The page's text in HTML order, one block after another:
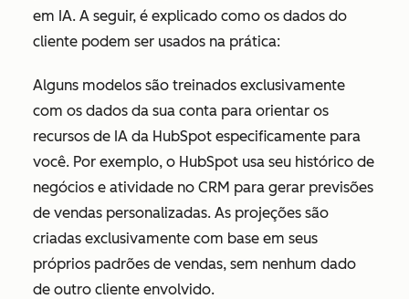
em IA. A seguir, é explicado como os dados do
cliente podem ser usados na prática:
Alguns modelos são treinados exclusivamente
com os dados da sua conta para orientar os
recursos de IA da HubSpot especificamente para
você. Por exemplo, o HubSpot usa seu histórico de
negócios e atividade no CRM para gerar previsões
de vendas personalizadas. As projeções são
criadas exclusivamente com base em seus
próprios padrões de vendas, sem nenhum dado
de outro cliente envolvido.